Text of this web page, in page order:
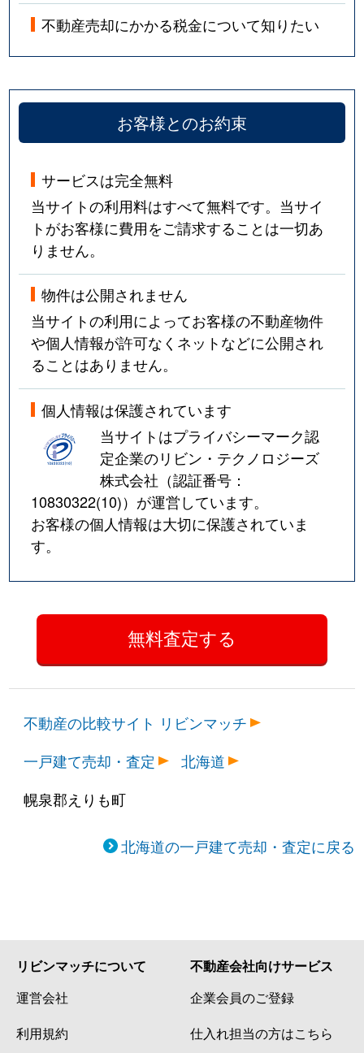
不動産売却にかかる税金について知りたい
お客様とのお約束
サービスは完全無料
当サイトの利用料はすべて無料です。当サイ
トがお客様に費用をご請求することは一切あ
りません。
物件は公開されません
当サイトの利用によってお客様の不動産物件
や個人情報が許可なくネットなどに公開され
ることはありません。
個人情報は保護されています
当サイトはプライバシーマーク認
定企業のリビン・テクノロジーズ
株式会社（認証番号：
10830322(10)）が運営しています。
お客様の個人情報は大切に保護されていま
す。
不動産の比較サイト リビンマッチ
一戸建て売却・査定
北海道
幌泉郡えりも町
北海道の一戸建て売却・査定に戻る
リビンマッチについて
運営会社
利用規約
不動産会社向けサービス
企業会員のご登録
仕入れ担当の方はこちら